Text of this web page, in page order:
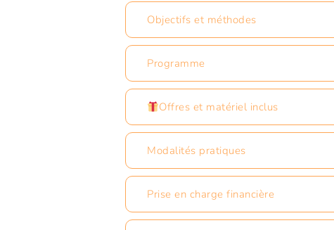
Objectifs et méthodes
Programme
Offres et matériel inclus
Modalités pratiques
Prise en charge financière